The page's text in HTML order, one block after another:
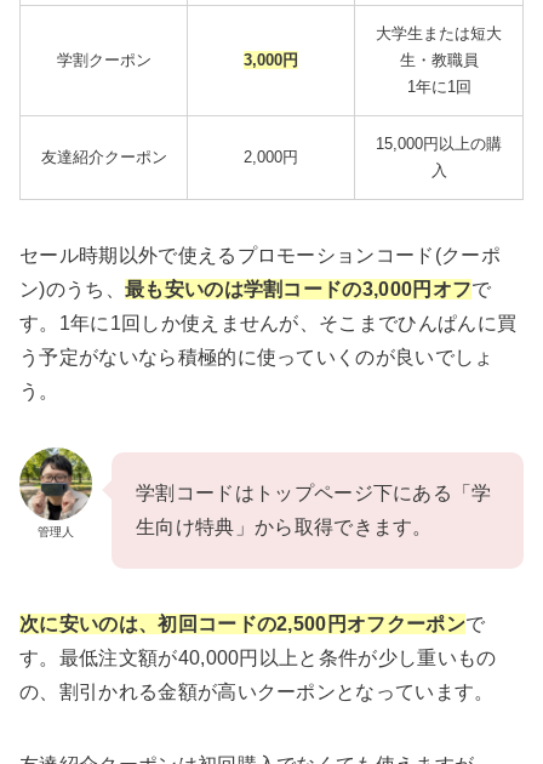
学割クーポン 3,000円
大学生または短大
生・教職員
1年に1回
友達紹介クーポン 2,000円
15,000円以上の購
入
セール時期以外で使えるプロモーションコード(クーポ
ン)のうち、 最も安いのは学割コードの3,000円オフで
す。1年に1回しか使えませんが、そこまでひんぱんに買
う予定がないなら積極的に使っていくのが良いでしょ
う。
管理人
学割コードはトップページ下にある「学
生向け特典」から取得できます。
次に安いのは、初回コードの2,500円オフクーポンで
す。最低注文額が40,000円以上と条件が少し重いもの
の、割引かれる金額が高いクーポンとなっています。